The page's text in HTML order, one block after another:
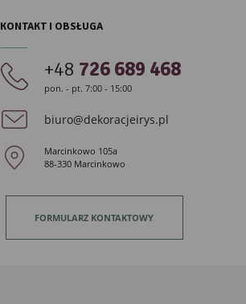
KONTAKT I OBSŁUGA
+48 726 689 468
pon. - pt. 7:00 - 15:00
biuro@dekoracjeirys.pl
Marcinkowo 105a
88-330 Marcinkowo
FORMULARZ KONTAKTOWY